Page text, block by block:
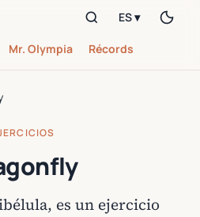
Mr. Olympia Récords
ES ▾
es un ejercicio